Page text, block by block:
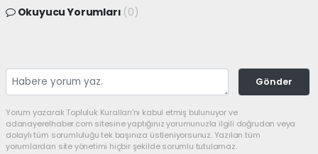
Okuyucu Yorumları (0)
Gönder
Yorum yazarak Topluluk Kuralları’nı kabul etmiş bulunuyor ve
adanayerelhaber.com sitesine yaptığınız yorumunuzla ilgili doğrudan veya
dolaylı tüm sorumluluğu tek başınıza üstleniyorsunuz. Yazılan tüm
yorumlardan site yönetimi hiçbir şekilde sorumlu tutulamaz.